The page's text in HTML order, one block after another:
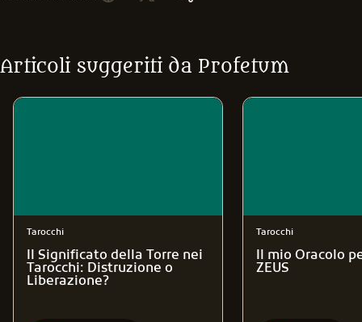
Articoli suggeriti da Profetum
Tarocchi
Il Significato della Torre nei
Tarocchi: Distruzione o
Liberazione?
Tarocchi
Il mio Oracolo
ZEUS